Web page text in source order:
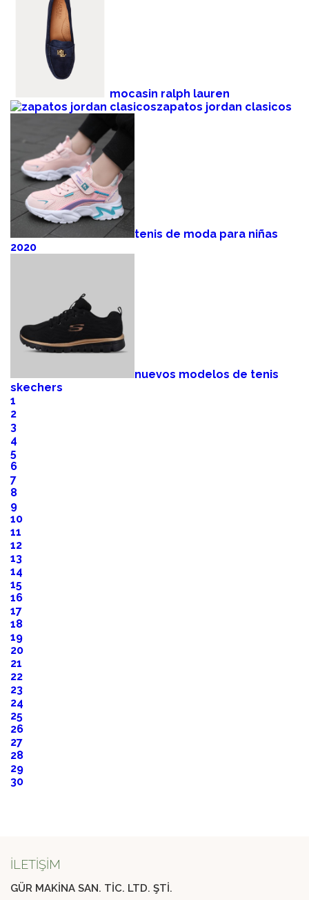
mocasin ralph lauren
zapatos jordan clasicos
tenis de moda para niñas
2020
nuevos modelos de tenis
skechers
1
2
3
4
5
6
7
8
9
10
11
12
13
14
15
16
17
18
19
20
21
22
23
24
25
26
27
28
29
30
İLETİŞİM
GÜR MAKİNA SAN. TİC. LTD. ŞTİ.